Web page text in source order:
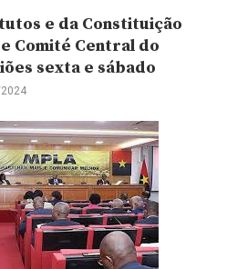
e da Constituição
Comité Central do
sexta e sábado